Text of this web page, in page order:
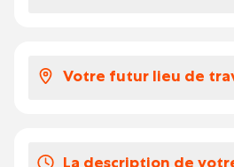
Travailler chez notre
hiérarchie horizontale .
Votre futur lieu de
La description de